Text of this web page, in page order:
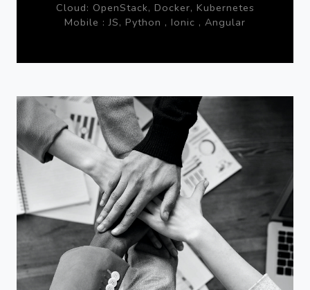
Cloud: OpenStack, Docker, Kubernetes
Mobile : JS, Python , Ionic , Angular